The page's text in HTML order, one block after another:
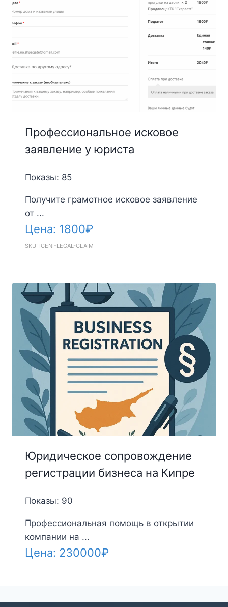
Профессиональное исковое
заявление у юриста
Показы: 85
Получите грамотное исковое заявление
от ...
Цена: 1800₽
SKU: ICENI-LEGAL-CLAIM
Юридическое сопровождение
регистрации бизнеса на Кипре
Показы: 90
Профессиональная помощь в открытии
компании на ...
Цена: 230000₽